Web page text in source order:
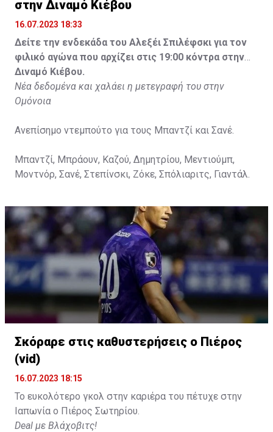
στην Διναμό Κιέβου
16.07.2023 18:33
Δείτε την ενδεκάδα του Αλεξέι Σπιλέφσκι για τον
φιλικό αγώνα που αρχίζει στις 19:00 κόντρα στην
Διναμό Κιέβου.
Νέα δεδομένα και χαλάει η μετεγραφή του στην
Ομόνοια
Ανεπίσημο ντεμπούτο για τους Μπαντζί και Σανέ.
Μπαντζί, Μπράουν, Καζού, Δημητρίου, Μεντιούμπ,
Μοντνόρ, Σανέ, Στεπίνσκι, Ζόκε, Σπόλιαριτς, Γιαντάλ.
Σκόραρε στις καθυστερήσεις ο Πιέρος
(vid)
16.07.2023 18:15
Το ευκολότερο γκολ στην καριέρα του πέτυχε στην
Ιαπωνία ο Πιέρος Σωτηρίου.
Deal με Βλάχοβιτς!